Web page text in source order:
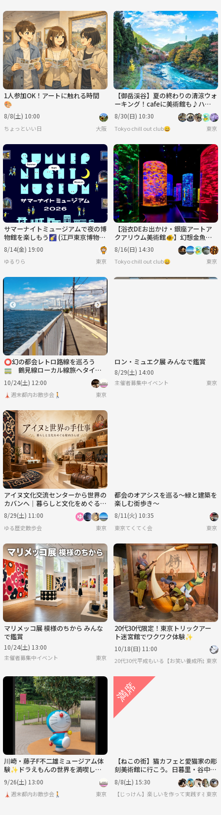
1人参加OK！アートに触れる時間
🎨
8/8(土) 10:00
ちょっといい日 大阪
【御岳渓谷】夏の終わりの清涼ウォ
ーキング！cafeに美術館も♪ハイ
キング初心者オススメ🔰
8/30(日) 10:30
Tokyo chill out club😀 東京
サマーナイトミュージアムで夜の博
物館を楽しもう🌠 (江戸東京博物館
編)
8/14(金) 19:00
ゆるりら 東京
【浴衣DEお出かけ・銀座アートア
クアリウム美術館🐠】幻想金魚の
水中アート鑑賞｜初参加歓迎＆写真
好き集まれ✨
8/16(日) 14:30
Tokyo chill out club😀 東京
⭕️幻の都会レトロ路線を巡ろう
🚃 鶴見線ローカル線旅へタイム
トリップ
10/24(土) 12:00
🗼週末都内お散歩会🚶 東京
ロン・ミュエク展 みんなで鑑賞
8/29(土) 14:00
主催者募集中イベント 東京
アイヌ文化交流センターから世界の
カバンへ｜暮らしと文化をめぐる浅
草ものづくり散歩
8/29(土) 11:00
ゆる歴史散歩会 東京
都会のオアシスを巡る～緑と建築を
楽しむ街歩き～
8/11(火) 10:35
東京てくてく会 東京
マリメッコ展 模様のちから みんな
で鑑賞
10/24(土) 13:00
主催者募集中イベント 東京
20代30代限定！東京トリックアー
ト迷宮館でワクワク体験✨
10/18(日) 11:00
20代30代平成もいる【お笑い養成所出身
東京
川崎・藤子F不二雄ミュージアム体
験✨ドラえもんの世界を満喫しよ
う！
9/26(土) 13:00
🗼週末都内お散歩会🚶 東京
【ねこの街】猫カフェと愛猫家の彫
刻美術館に行こう。日暮里・谷中ぎ
んざ商店街を散策〈8月8日(土)15:3
0〉
8/8(土) 15:30
【じっけん】楽しいを作って実践する研究
東京